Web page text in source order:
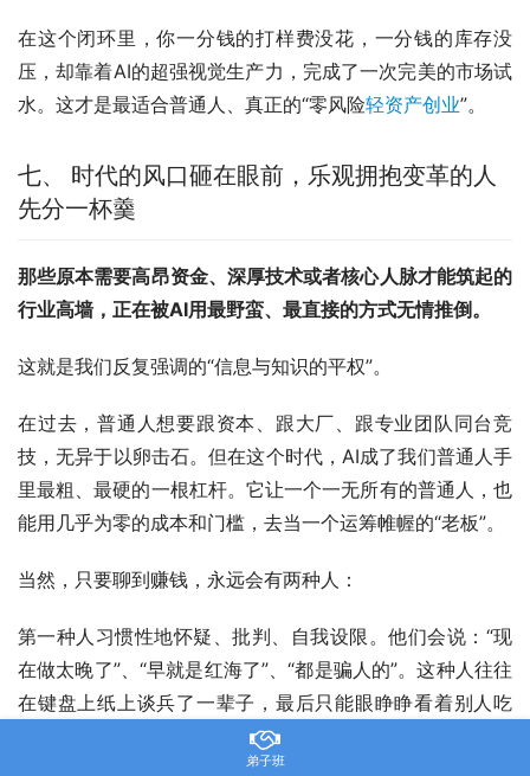
在这个闭环里，你一分钱的打样费没花，一分钱的库存没
压，却靠着AI的超强视觉生产力，完成了一次完美的市场试
水。这才是最适合普通人、真正的“零风险轻资产创业”。
七、 时代的风口砸在眼前，乐观拥抱变革的人
先分一杯羹
那些原本需要高昂资金、深厚技术或者核心人脉才能筑起的
行业高墙，正在被AI用最野蛮、最直接的方式无情推倒。
这就是我们反复强调的“信息与知识的平权”。
在过去，普通人想要跟资本、跟大厂、跟专业团队同台竞
技，无异于以卵击石。但在这个时代，AI成了我们普通人手
里最粗、最硬的一根杠杆。它让一个一无所有的普通人，也
能用几乎为零的成本和门槛，去当一个运筹帷幄的“老板”。
当然，只要聊到赚钱，永远会有两种人：
第一种人习惯性地怀疑、批判、自我设限。他们会说：“现
在做太晚了”、“早就是红海了”、“都是骗人的”。这种人往往
在键盘上纸上谈兵了一辈子，最后只能眼睁睁看着别人吃
弟子班